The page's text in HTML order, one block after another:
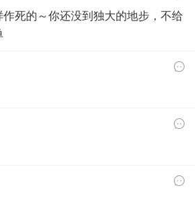
死的～你还没到独大的地步，不给